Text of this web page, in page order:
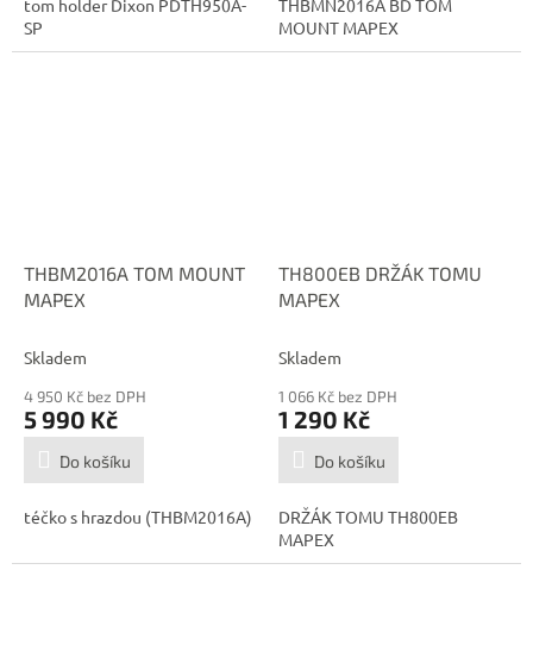
tom holder Dixon PDTH950A-
SP
THBMN2016A BD TOM
MOUNT MAPEX
THBM2016A TOM MOUNT
MAPEX
Skladem
4 950 Kč bez DPH
5 990 Kč
Do košíku
téčko s hrazdou (THBM2016A)
TH800EB DRŽÁK TOMU
MAPEX
Skladem
1 066 Kč bez DPH
1 290 Kč
Do košíku
DRŽÁK TOMU TH800EB
MAPEX